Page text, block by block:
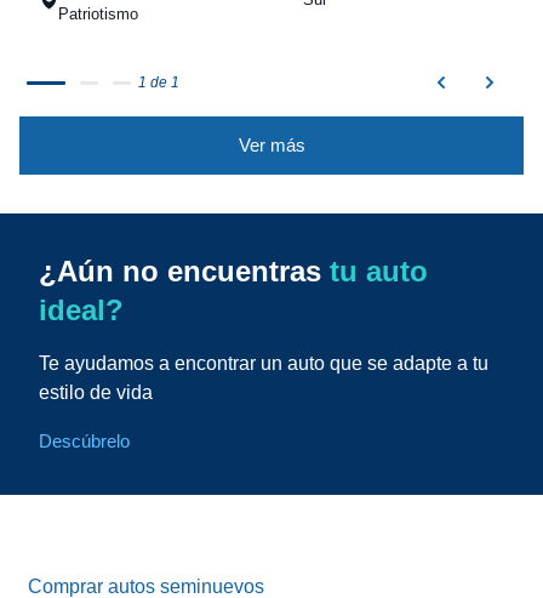
Patriotismo
1 de 1
Ver más
¿Aún no encuentras tu auto
ideal?
Te ayudamos a encontrar un auto que se adapte a tu
estilo de vida
Descúbrelo
Comprar autos seminuevos